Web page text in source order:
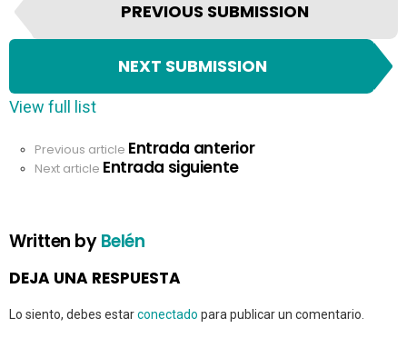
t
e
a
v
g
o
n
PREVIOUS SUBMISSION
NEXT SUBMISSION
View full list
See
more
Previous article Entrada anterior
Next article Entrada siguiente
Written byBelén
DEJA UNA RESPUESTA
Lo siento, debes estarconectado para publicar un comentario.